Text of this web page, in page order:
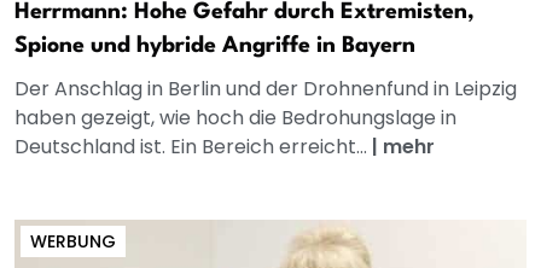
Herrmann: Hohe Gefahr durch Extremisten,
Spione und hybride Angriffe in Bayern
Der Anschlag in Berlin und der Drohnenfund in Leipzig
haben gezeigt, wie hoch die Bedrohungslage in
Deutschland ist. Ein Bereich erreicht... | mehr
WERBUNG